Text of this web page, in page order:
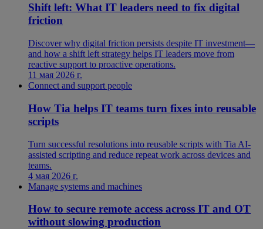
Shift left: What IT leaders need to fix digital
friction
Discover why digital friction persists despite IT investment—
and how a shift left strategy helps IT leaders move from
reactive support to proactive operations.
11 мая 2026 г.
Connect and support people
How Tia helps IT teams turn fixes into reusable
scripts
Turn successful resolutions into reusable scripts with Tia AI-
assisted scripting and reduce repeat work across devices and
teams.
4 мая 2026 г.
Manage systems and machines
How to secure remote access across IT and OT
without slowing production